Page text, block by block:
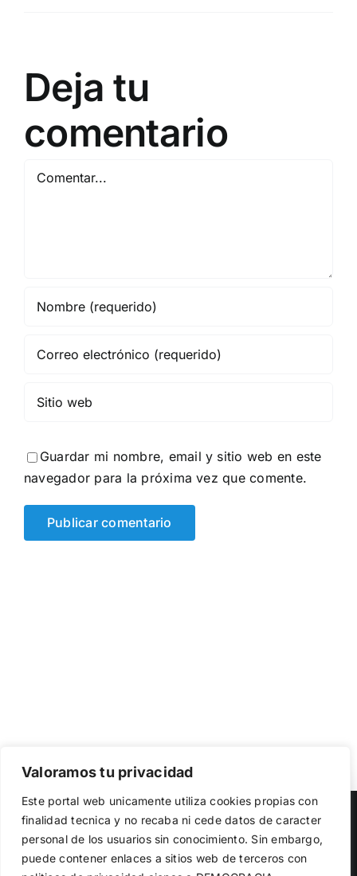
Valoramos tu privacidad
Este portal web unicamente utiliza cookies propias con
finalidad tecnica y no recaba ni cede datos de caracter
personal de los usuarios sin conocimiento. Sin embargo,
puede contener enlaces a sitios web de terceros con
Deja tu
comentario
Guardar mi nombre, email y sitio web en este
navegador para la próxima vez que comente.
Copyright 2023 | Democracia Nacional | All Rights Reserved
Facebook
TwitterInstagram
el funcionamiento de la web, medir su uso y mejorar
nuestros servicios. Puede aceptar todas las cookies,
rechazar las no necesarias o configurar sus preferencias.
Política de cookies